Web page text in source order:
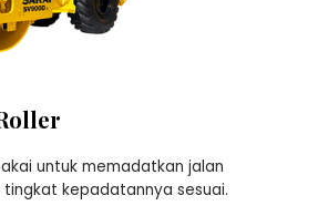
untuk memadatkan jalan
kepadatannya sesuai.